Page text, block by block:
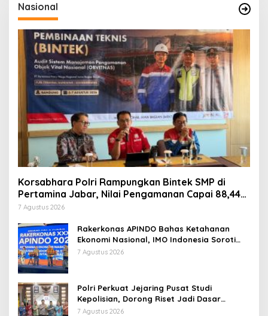
Nasional
Korsabhara Polri Rampungkan Bintek SMP di
Pertamina Jabar, Nilai Pengamanan Capai 88,44
Persen
7 Agustus 2026
Rakerkonas APINDO Bahas Ketahanan
Ekonomi Nasional, IMO Indonesia Soroti
Pentingnya Kolaborasi Lintas Sektor
7 Agustus 2026
Polri Perkuat Jejaring Pusat Studi
Kepolisian, Dorong Riset Jadi Dasar
Kebijakan dan Inovasi
7 Agustus 2026